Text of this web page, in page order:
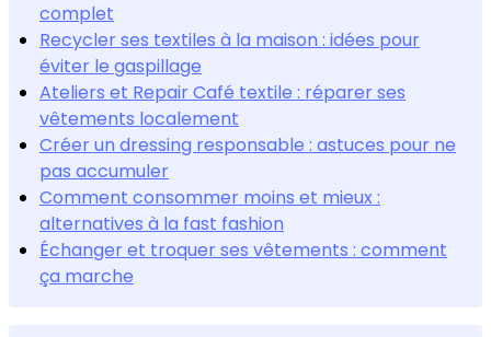
complet
Recycler ses textiles à la maison : idées pour
éviter le gaspillage
Ateliers et Repair Café textile : réparer ses
vêtements localement
Créer un dressing responsable : astuces pour ne
pas accumuler
Comment consommer moins et mieux :
alternatives à la fast fashion
Échanger et troquer ses vêtements : comment
ça marche